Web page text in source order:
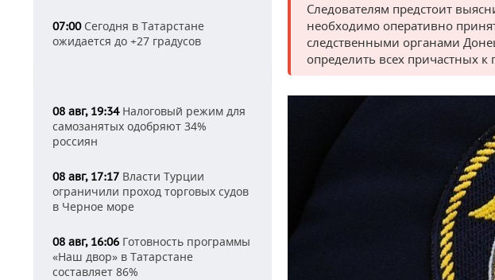
07:00Сегодня в Татарстане
ожидается до +27 градусов
08 авг, 19:34Налоговый режим для
самозанятых одобряют 34%
россиян
08 авг, 17:17 Власти Турции
ограничили проход торговых судов
в Черное море
08 авг, 16:06 Готовность программы
«Наш двор» в Татарстане
составляет 86%
Следователям предстоит
необходимо оперативно
следственными органами
определить всех причастных